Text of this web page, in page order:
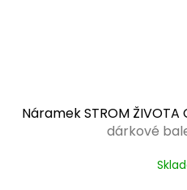
Náramek STROM ŽIVOTA
dárkové